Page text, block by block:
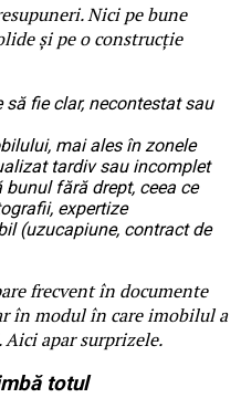
Nici pe bune
și pe o construcție
fie clar, necontestat sau
mai ales în zonele
tardiv sau incomplet
fără drept, ceea ce
expertize
(uzucapiune, contract de
frecvent în documente
în modul în care imobilul a
Aici apar surprizele.
totul